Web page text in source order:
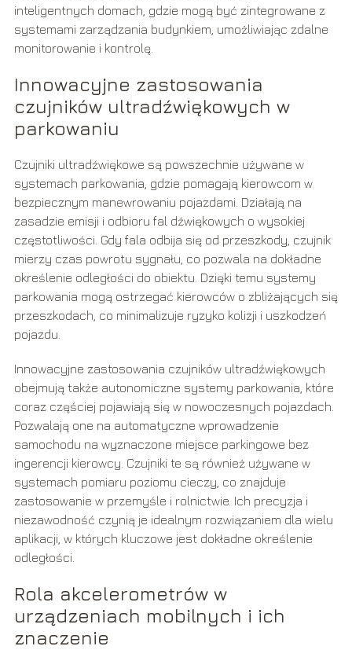
inteligentnych domach, gdzie mogą być zintegrowane z
systemami zarządzania budynkiem, umożliwiając zdalne
monitorowanie i kontrolę.
Innowacyjne zastosowania
czujników ultradźwiękowych w
parkowaniu
Czujniki ultradźwiękowe są powszechnie używane w
systemach parkowania, gdzie pomagają kierowcom w
bezpiecznym manewrowaniu pojazdami. Działają na
zasadzie emisji i odbioru fal dźwiękowych o wysokiej
częstotliwości. Gdy fala odbija się od przeszkody, czujnik
mierzy czas powrotu sygnału, co pozwala na dokładne
określenie odległości do obiektu. Dzięki temu systemy
parkowania mogą ostrzegać kierowców o zbliżających się
przeszkodach, co minimalizuje ryzyko kolizji i uszkodzeń
pojazdu.
Innowacyjne zastosowania czujników ultradźwiękowych
obejmują także autonomiczne systemy parkowania, które
coraz częściej pojawiają się w nowoczesnych pojazdach.
Pozwalają one na automatyczne wprowadzenie
samochodu na wyznaczone miejsce parkingowe bez
ingerencji kierowcy. Czujniki te są również używane w
systemach pomiaru poziomu cieczy, co znajduje
zastosowanie w przemyśle i rolnictwie. Ich precyzja i
niezawodność czynią je idealnym rozwiązaniem dla wielu
aplikacji, w których kluczowe jest dokładne określenie
odległości.
Rola akcelerometrów w
urządzeniach mobilnych i ich
znaczenie